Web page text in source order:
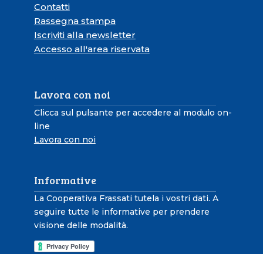
Contatti
Rassegna stampa
Iscriviti alla newsletter
Accesso all'area riservata
Lavora con noi
Clicca sul pulsante per accedere al modulo on-
line
Lavora con noi
Informative
La Cooperativa Frassati tutela i vostri dati. A
seguire tutte le informative per prendere
visione delle modalità.